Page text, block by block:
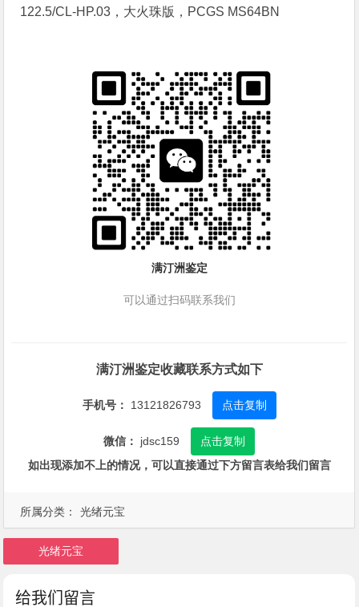
所属分类： 光绪元宝
122.5/CL-HP.03，大火珠版，PCGS MS64BN
满汀洲鉴定
可以通过扫码联系我们
满汀洲鉴定收藏联系方式如下
手机号： 13121826793 点击复制
微信： jdsc159
点击复制
如出现添加不上的情况，可以直接通过下方留言表给我们留言
光绪元宝